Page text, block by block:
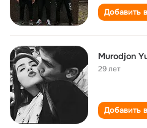
Добавить
Murodjon
29 лет
Добавить